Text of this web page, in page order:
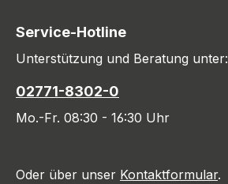
Service-Hotline
Unterstützung und Beratung unter:
02771-8302-0
Mo.-Fr. 08:30 - 16:30 Uhr
Oder über unser Kontaktformular.